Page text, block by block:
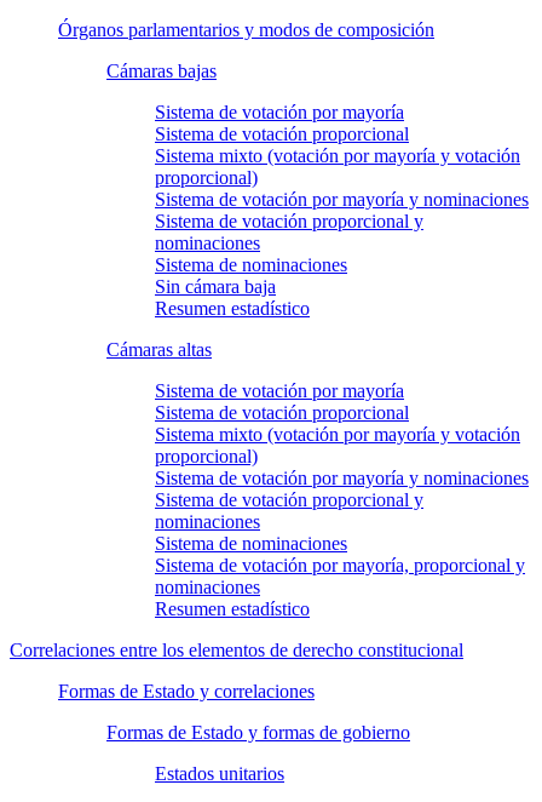
Órganos parlamentarios y modos de composición
Cámaras bajas
Sistema de votación por mayoría
Sistema de votación proporcional
Sistema mixto (votación por mayoría y votación
proporcional)
Sistema de votación por mayoría y nominaciones
Sistema de votación proporcional y
nominaciones
Sistema de nominaciones
Sin cámara baja
Resumen estadístico
Cámaras altas
Sistema de votación por mayoría
Sistema de votación proporcional
Sistema mixto (votación por mayoría y votación
proporcional)
Sistema de votación por mayoría y nominaciones
Sistema de votación proporcional y
nominaciones
Sistema de nominaciones
Sistema de votación por mayoría, proporcional y
nominaciones
Resumen estadístico
Correlaciones entre los elementos de derecho constitucional
Formas de Estado y correlaciones
Formas de Estado y formas de gobierno
Estados unitarios